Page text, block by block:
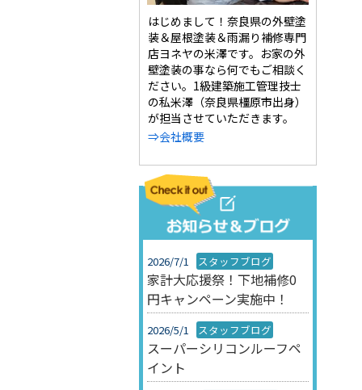
はじめまして！奈良県の外壁塗
装＆屋根塗装＆雨漏り補修専門
店ヨネヤの米澤です。お家の外
壁塗装の事なら何でもご相談く
ださい。1級建築施工管理技士
の私米澤（奈良県橿原市出身）
が担当させていただきます。
⇒会社概要
2026/7/1 スタッフブログ
家計大応援祭！下地補修0
円キャンペーン実施中！
2026/5/1 スタッフブログ
スーパーシリコンルーフペ
イント